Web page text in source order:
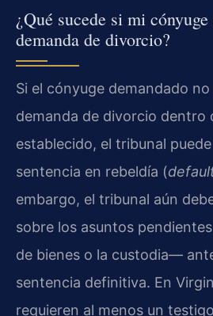
¿Qué sucede si mi
demanda de divorcio?
Si el cónyuge demandado
demanda de divorcio dentro
establecido, el tribunal
sentencia en rebeldía (
embargo, el tribunal aún
sobre los asuntos
de bienes o la custodia—
sentencia definitiva. En
requieren al menos un